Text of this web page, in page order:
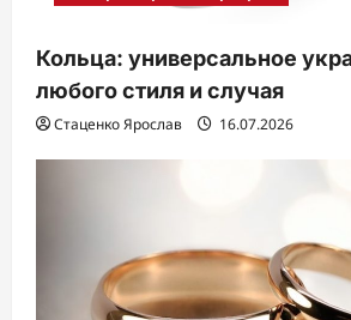
Кольца: универсальное
любого стиля и случая
Стаценко Ярослав 16.07.2026